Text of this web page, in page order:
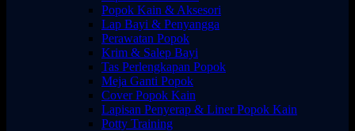
Popok Kain & Aksesori
Lap Bayi & Penyangga
Perawatan Popok
Krim & Salep Bayi
Tas Perlengkapan Popok
Meja Ganti Popok
Cover Popok Kain
Lapisan Penyerap & Liner Popok Kain
Potty Training